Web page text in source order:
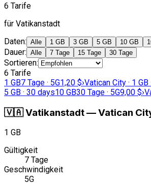
6 Tarife
für Vatikanstadt
Daten: Alle 1 GB 3 GB 5 GB 10 GB
Dauer: Alle 7 Tage 15 Tage 30 Tage
Sortieren:
6 Tarife
1 GB7 Tage · 5G1,20 $›Vatican City · 1 GB
5 GB · 30 days10 GB30 Tage · 5G9,00 $›
🇻🇦Vatikanstadt—Vatican
1 GB
Gültigkeit
7 Tage
Geschwindigkeit
5G